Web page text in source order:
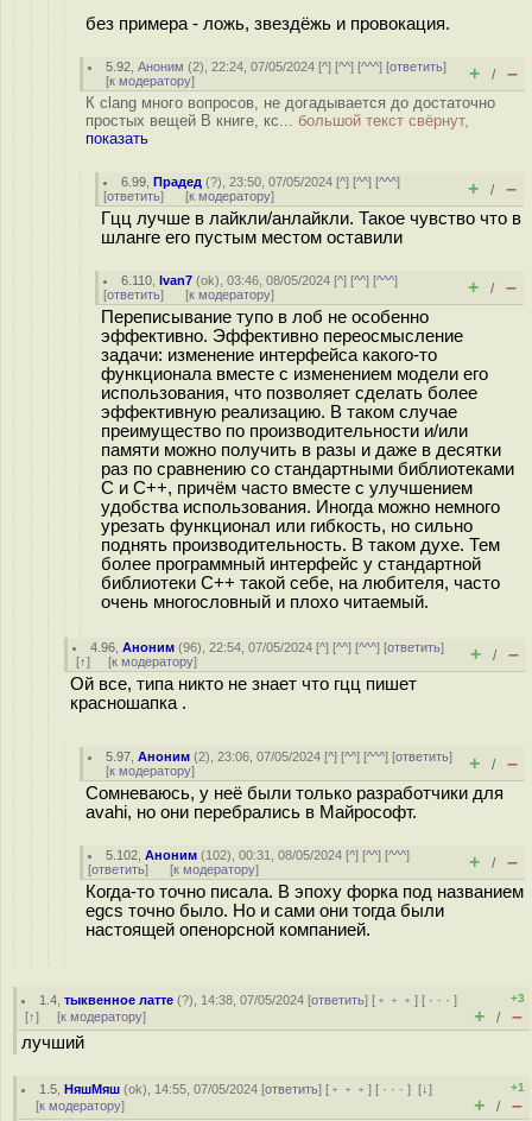
без примера - ложь, звездёжь и провокация.
5.92 ,Аноним (2), 22:24, 07/05/2024 [^] [^^] [^^^] [ответить]
[к модератору] + / –
К clang много вопросов, не догадывается до достаточно
простых вещей В книге, кс... большой текст свёрнут,
показать
6.99 ,Прадед (?), 23:50, 07/05/2024 [^] [^^] [^^^]
[ответить] [к модератору] + / –
Гцц лучше в лайкли/анлайкли. Такое чувство что в
шланге его пустым местом оставили
6.110 ,Ivan7 (ok), 03:46, 08/05/2024 [^] [^^] [^^^]
[ответить] [к модератору] + / –
Переписывание тупо в лоб не особенно
эффективно. Эффективно переосмысление
задачи: изменение интерфейса какого-то
функционала вместе с изменением модели его
использования, что позволяет сделать более
эффективную реализацию. В таком случае
преимущество по производительности и/или
памяти можно получить в разы и даже в десятки
раз по сравнению со стандартными библиотеками
С и С++, причём часто вместе с улучшением
удобства использования. Иногда можно немного
урезать функционал или гибкость, но сильно
поднять производительность. В таком духе. Тем
более программный интерфейс у стандартной
библиотеки С++ такой себе, на любителя, часто
очень многословный и плохо читаемый.
4.96 ,Аноним (96), 22:54, 07/05/2024 [^] [^^] [^^^] [ответить]
[↑] [к модератору] + / –
Ой все, типа никто не знает что гцц пишет
красношапка .
5.97 ,Аноним (2), 23:06, 07/05/2024 [^] [^^] [^^^] [ответить]
[к модератору] + / –
Сомневаюсь, у неё были только разработчики для
avahi, но они перебрались в Майрософт.
5.102 ,Аноним (102), 00:31, 08/05/2024 [^] [^^] [^^^]
[ответить] [к модератору] + / –
Когда-то точно писала. В эпоху форка под названием
egcs точно было. Но и сами они тогда были
настоящей опенорсной компанией.
1.4 ,тыквенное латте (?), 14:38, 07/05/2024 [ответить] [ ﹢﹢﹢] [ · · ·]
[↑] [к модератору]
+3
+ / –
лучший
1.5 ,НяшМяш (ok), 14:55, 07/05/2024 [ответить] [ ﹢﹢﹢] [ · · ·][↓]
[к модератору]
+1
+ / –